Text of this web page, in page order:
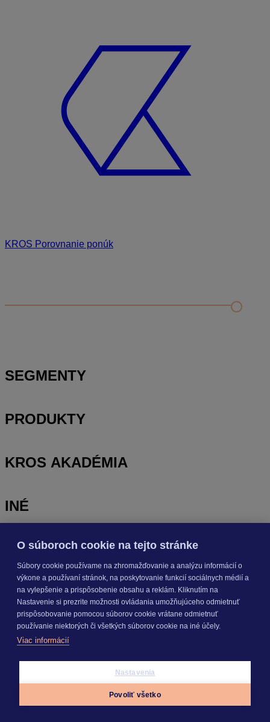
KROS Porovnanie ponúk
Nahratie a aktualizácia porovnávacieho rozpočtu
SEGMENTY
PRODUKTY
KROS AKADÉMIA
INÉ
OdoberajteNOVINKY
O nás
Copyright © 2026 KROS a. s.
Prihlásiť sa
O súboroch cookie na tejto stránke
Súbory cookie používame na zhromažďovanie a analýzu informácií o
výkone a používaní stránok, na poskytovanie funkcií sociálnych médií a
na vylepšenie a prispôsobenie obsahu a reklám. Kliknutím na
Nastavenie si prezrite možnosti ovládania umožňujúceho odmietnuť
prispôsobovanie pomocou súborov cookie vrátane odmietnuť
používanie niektorých či všetkých súborov cookie na iné účely.
Viac informácií
Nastavenia
Povoliť všetko